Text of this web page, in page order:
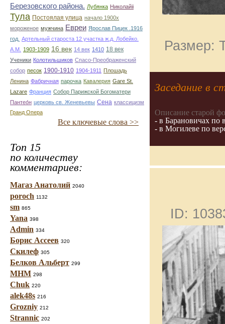
Березовского района. Лубянка Николайii
Тула Постоялая улица начало 1900х
мороженое мужчина Евреи Ярослав Пицек .1916
год. Артельный староста 12 участка ж.д. Лобейко.
А.М.
1903-1909 16 век 14 век 1410 18 век
Ученики Колотильшиков Спасо-Преображенский
собор песок 1900-1910 1904-1911 Плошадь
Ленина Фабричная парочка Кавалерия Gare St.
Lazare Франция Собор Парижской Богоматери
Пантео́н церковь св. Женевьевы Сена классицизм
Гранд Опера
Все ключевые слова >>
Топ 15
по количеству
комментариев:
Магаз Анатолий 2040
poroch 1132
sm 865
Yana 398
Admin 334
Борис Ассеев 320
Скилеф 305
Белков Альберт 299
МНМ 298
Chuk 220
alek48s 216
Grozniy 212
Strannic 202
Размер:
Заседание в
Описание старой
- в Барановичах по
- в Могилеве по
ID: